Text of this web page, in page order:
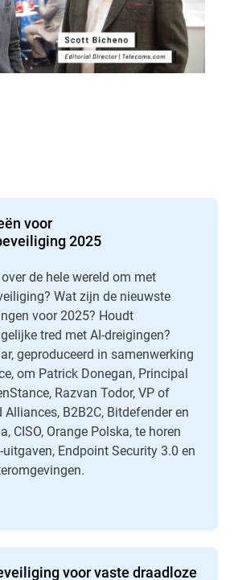
voor
2025
de hele wereld om met
Wat zijn de nieuwste
voor 2025? Houdt
tred met AI-dreigingen?
geproduceerd in samenwerking
om Patrick Donegan, Principal
Razvan Todor, VP of
B2B2C, Bitdefender en
CISO, Orange Polska, te horen
Endpoint Security 3.0 en
voor vaste draadloze